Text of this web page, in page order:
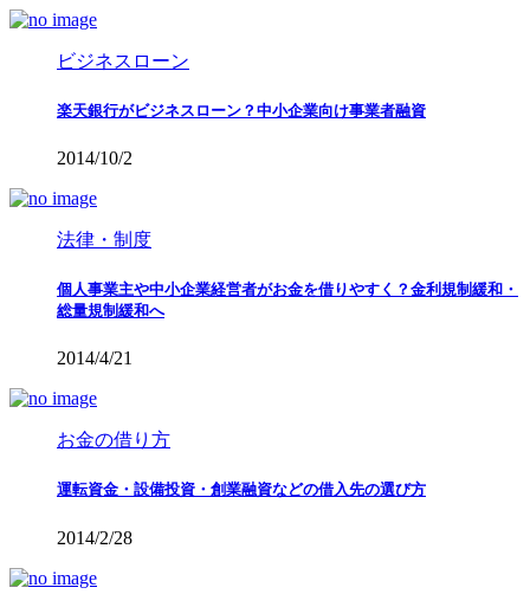
ビジネスローン
楽天銀行がビジネスローン？中小企業向け事業者融資
2014/10/2
法律・制度
個人事業主や中小企業経営者がお金を借りやすく？金利規制緩和・
総量規制緩和へ
2014/4/21
お金の借り方
運転資金・設備投資・創業融資などの借入先の選び方
2014/2/28